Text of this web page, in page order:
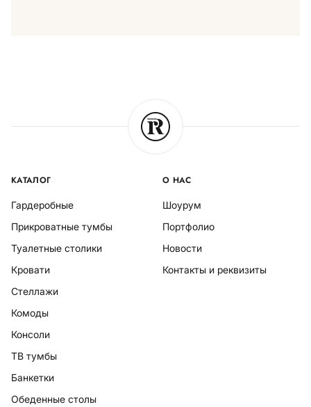
КАТАЛОГ
Гардеробные
Прикроватные тумбы
Туалетные столики
Кровати
Стеллажи
Комоды
Консоли
ТВ тумбы
Банкетки
Обеденные столы
О НАС
Шоурум
Портфолио
Новости
Контакты и реквизиты